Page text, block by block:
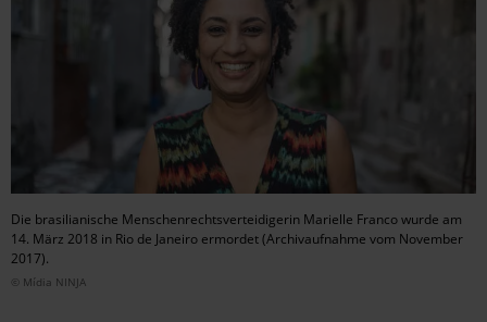
Die brasilianische Menschenrechtsverteidigerin Marielle Franco wurde am
14. März 2018 in Rio de Janeiro ermordet (Archivaufnahme vom November
2017).
© Mídia NINJA